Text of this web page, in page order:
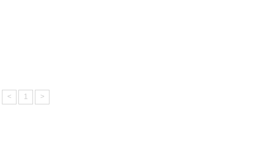
< 1 >